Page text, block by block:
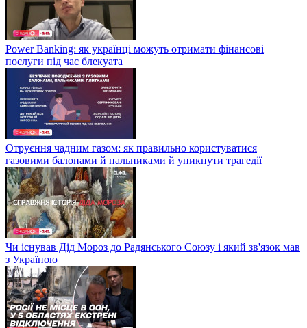
Power Banking: як українці можуть отримати фінансові
послуги під час блекуата
Отруєння чадним газом: як правильно користуватися
газовими балонами й пальниками й уникнути трагедії
Чи існував Дід Мороз до Радянського Союзу і який зв'язок мав
з Україною